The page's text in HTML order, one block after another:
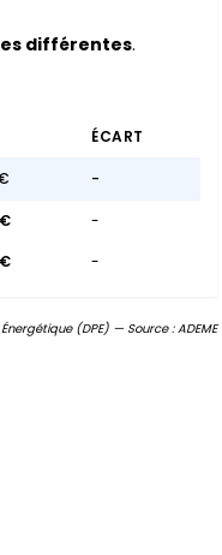
différentes.
ÉCART
-
-
-
(DPE) — Source : ADEME